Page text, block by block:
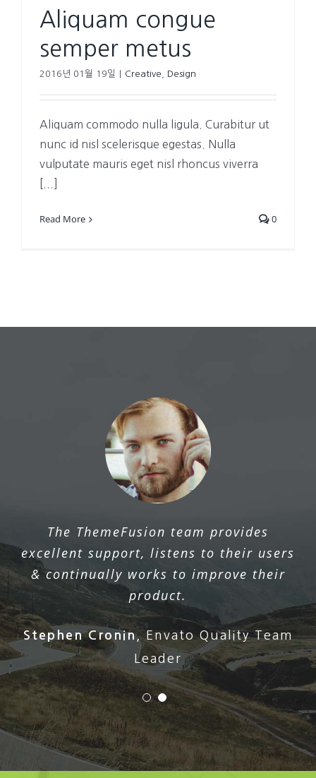
Aliquam congue
semper metus
2016년 01월 19일 Creative Design
Aliquam commodo nulla ligula. Curabitur ut
nunc id nisl scelerisque egestas. Nulla
vulputate mauris eget nisl rhoncus viverra
Read More 0
The ThemeFusion team provides
excellent support, listens to their users
& continually works to improve their
product.
Stephen Cronin,Envato Quality Team
Leader